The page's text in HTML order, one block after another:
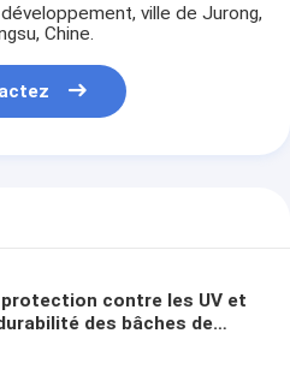
ville de Jurong,
Chine.
protection contre les UV et
des bâches de